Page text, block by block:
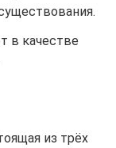
в качестве
из трёх